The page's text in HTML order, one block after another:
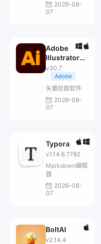
2026-08-
07
Adobe
Illustrator
2026
v30.7
Adobe
矢量绘图软件
2026-08-
07
Typora
v1.14.6.7782
Markdown编辑
器
2026-08-
07
BoltAI
v2.14.4